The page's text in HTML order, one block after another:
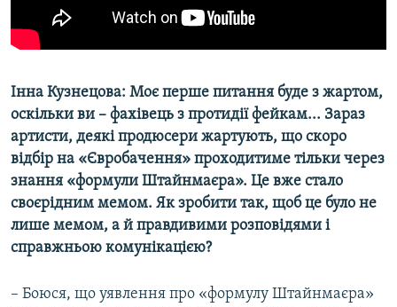
Інна Кузнецова: Моє перше питання буде з жартом,
оскільки ви – фахівець з протидії фейкам... Зараз
артисти, деякі продюсери жартують, що скоро
відбір на «Євробачення» проходитиме тільки через
знання «формули Штайнмаєра». Це вже стало
своєрідним мемом. Як зробити так, щоб це було не
лише мемом, а й правдивими розповідями і
справжньою комунікацією?
– Боюся, що уявлення про «формулу Штайнмаєра»